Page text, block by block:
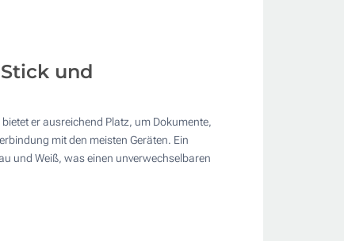
und
er ausreichend Platz, um Dokumente,
mit den meisten Geräten. Ein
und Weiß, was einen unverwechselbaren